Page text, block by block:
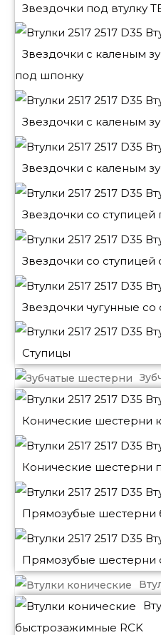
Звездочки под втулку
Звездочки с каленым
под шпонку
Звездочки с каленым
Звездочки с каленым
Звездочки со ступицей
Звездочки со
Звездочки чугунные со
Ступицы
Конические шестерни
Конические шестерни
Прямозубые шестерни
Прямозубые шестерни
быстрозажимные RCK